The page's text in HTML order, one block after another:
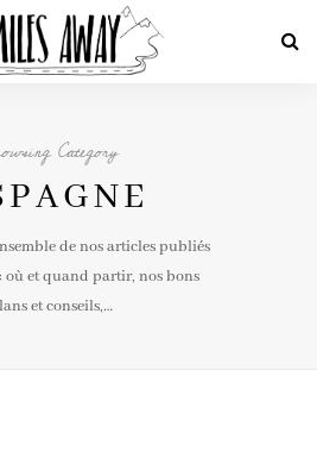
Category
de nos articles publiés
où et quand partir, nos bons
et conseils,…